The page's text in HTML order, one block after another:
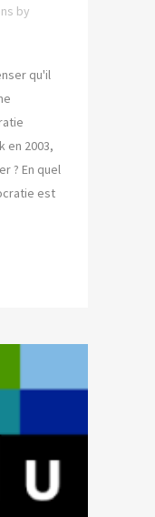
by
qu'il
en 2003,
? En quel
est